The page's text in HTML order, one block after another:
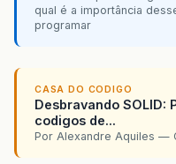
qual é a importância
programar
CASA DO CODIGO
Desbravando SOLID:
codigos de...
Por Alexandre Aquiles —